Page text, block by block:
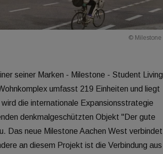
© Milestone
seiner Marken - Milestone - Student Living
umfasst 219 Einheiten und liegt
die internationale Expansionsstrategie
denkmalgeschützten Objekt "Der gute
Das neue Milestone Aachen West verbindet
an diesem Projekt ist die Verbindung aus